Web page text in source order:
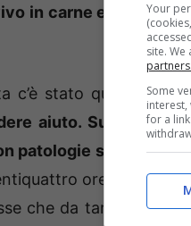
in carne ed ossa,
c’è stato quandoil
aiuto. Sua sorella
patologie serie
….Si
ore su
che da tantissimo
Your
site.
partners.
Some
for a